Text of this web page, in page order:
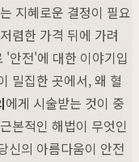
지혜로운 결정이 필요
렴한 가격 뒤에 가려
'안전'에 대한 이야기입
밀집한 곳에서, 왜 혈
에게 시술받는 것이 중
본적인 해법이 무엇인
신의 아름다움이 안전